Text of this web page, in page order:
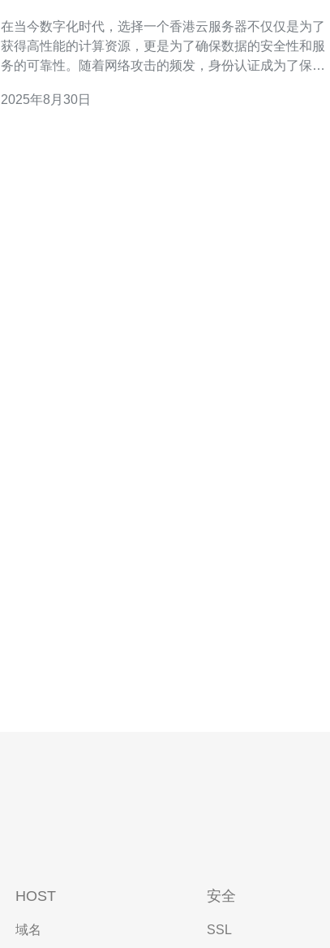
在当今数字化时代，选择一个香港云服务器不仅仅是为了
获得高性能的计算资源，更是为了确保数据的安全性和服
务的可靠性。随着网络攻击的频发，身份认证成为了保护
性，以及如何有效地进行操作，以确保您选择的云服务器
2025年8月30日
HOST
域名
安全
SSL